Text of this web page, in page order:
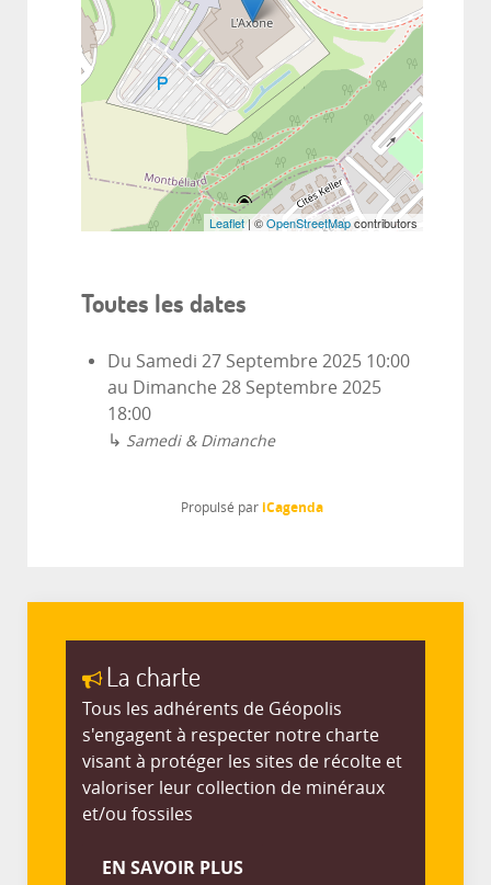
Leaflet| ©OpenStreetMapcontributors
Toutes les dates
Du Samedi 27 Septembre 2025 10:00
au Dimanche 28 Septembre 2025
18:00
↳ Samedi & Dimanche
Propulsé par iCagenda
La charte
Tous les adhérents de Géopolis
s'engagent à respecter notre charte
visant à protéger les sites de récolte et
valoriser leur collection de minéraux
et/ou fossiles
EN SAVOIR PLUS